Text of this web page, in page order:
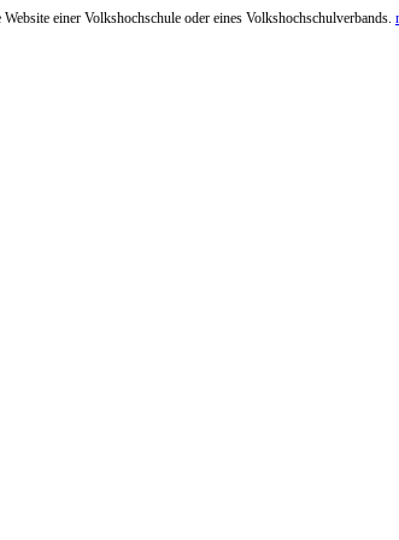
einer Volkshochschule oder eines Volkshochschulverbands.